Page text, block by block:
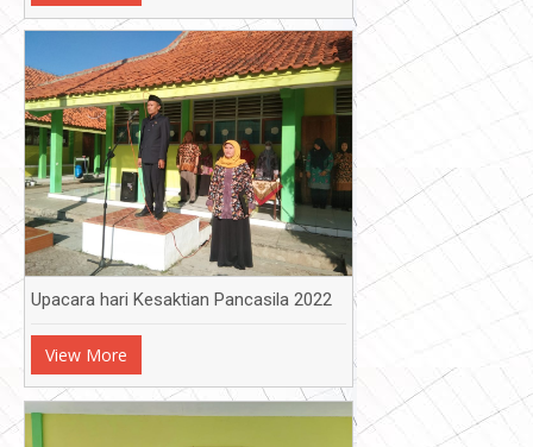
Upacara hari Kesaktian Pancasila 2022
View More